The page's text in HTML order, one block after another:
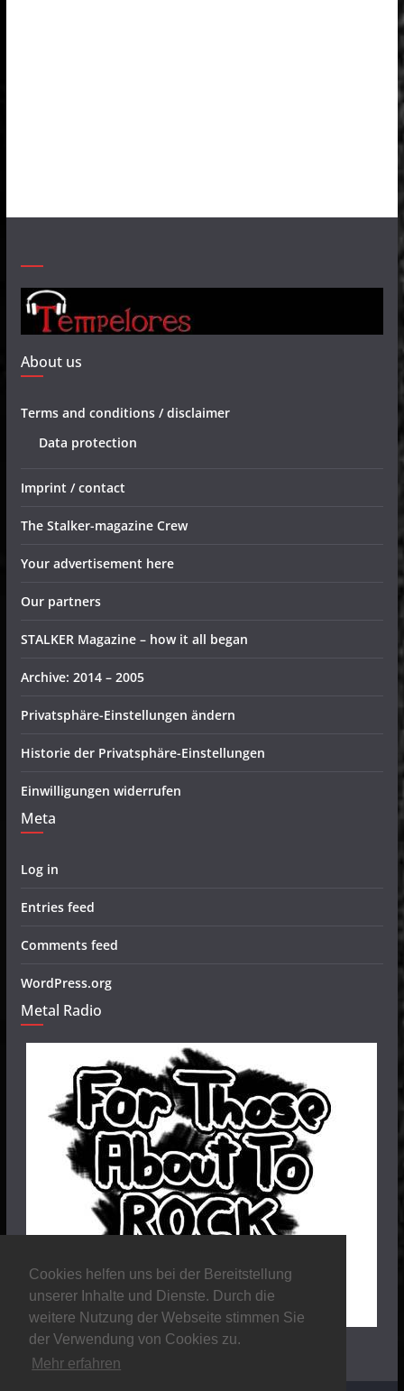
Cookies helfen uns bei der Bereitstellung
unserer Inhalte und Dienste. Durch die
weitere Nutzung der Webseite stimmen Sie
der Verwendung von Cookies zu.
Mehr erfahren
About us
Terms and conditions / disclaimer
Data protection
Imprint / contact
The Stalker-magazine Crew
Your advertisement here
Our partners
STALKER Magazine – how it all began
Archive: 2014 – 2005
Privatsphäre-Einstellungen ändern
Historie der Privatsphäre-Einstellungen
Einwilligungen widerrufen
Meta
Log in
Entries feed
Comments feed
WordPress.org
Metal Radio